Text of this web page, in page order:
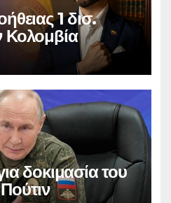
1 δισ.
Κολομβία
δοκιμασία του